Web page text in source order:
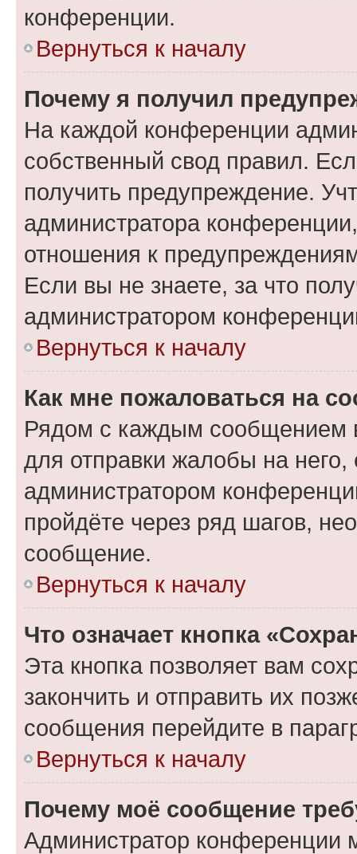
конференции.
Вернуться к началу
Почему я получил
На каждой конференции
собственный свод правил.
получить предупреждение.
администратора
отношения к
Если вы не знаете, за что
администратором
Вернуться к началу
Как мне пожаловаться на
Рядом с каждым сообщением
для отправки жалобы на
администратором
пройдёте через ряд шагов,
сообщение.
Вернуться к началу
Что означает кнопка
Эта кнопка позволяет вам
закончить и отправить их
сообщения перейдите в
Вернуться к началу
Почему моё сообщение
Администратор конференции